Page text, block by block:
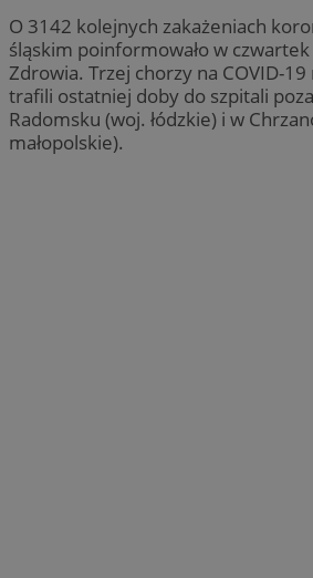
O 3142 kolejnych zakażeniach
śląskim poinformowało w
Zdrowia. Trzej chorzy na COVID-
trafili ostatniej doby do szpitali
Radomsku (woj. łódzkie) i w
małopolskie).